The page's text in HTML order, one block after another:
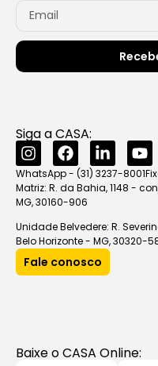
Siga a CASA:
WhatsApp - (31) 3237-8001
Matriz: R. da Bahia, 1148 -
MG, 30160-906
Unidade Belvedere: R.
Belo Horizonte - MG, 30320-
Fale conosco
Baixe o CASA Online: